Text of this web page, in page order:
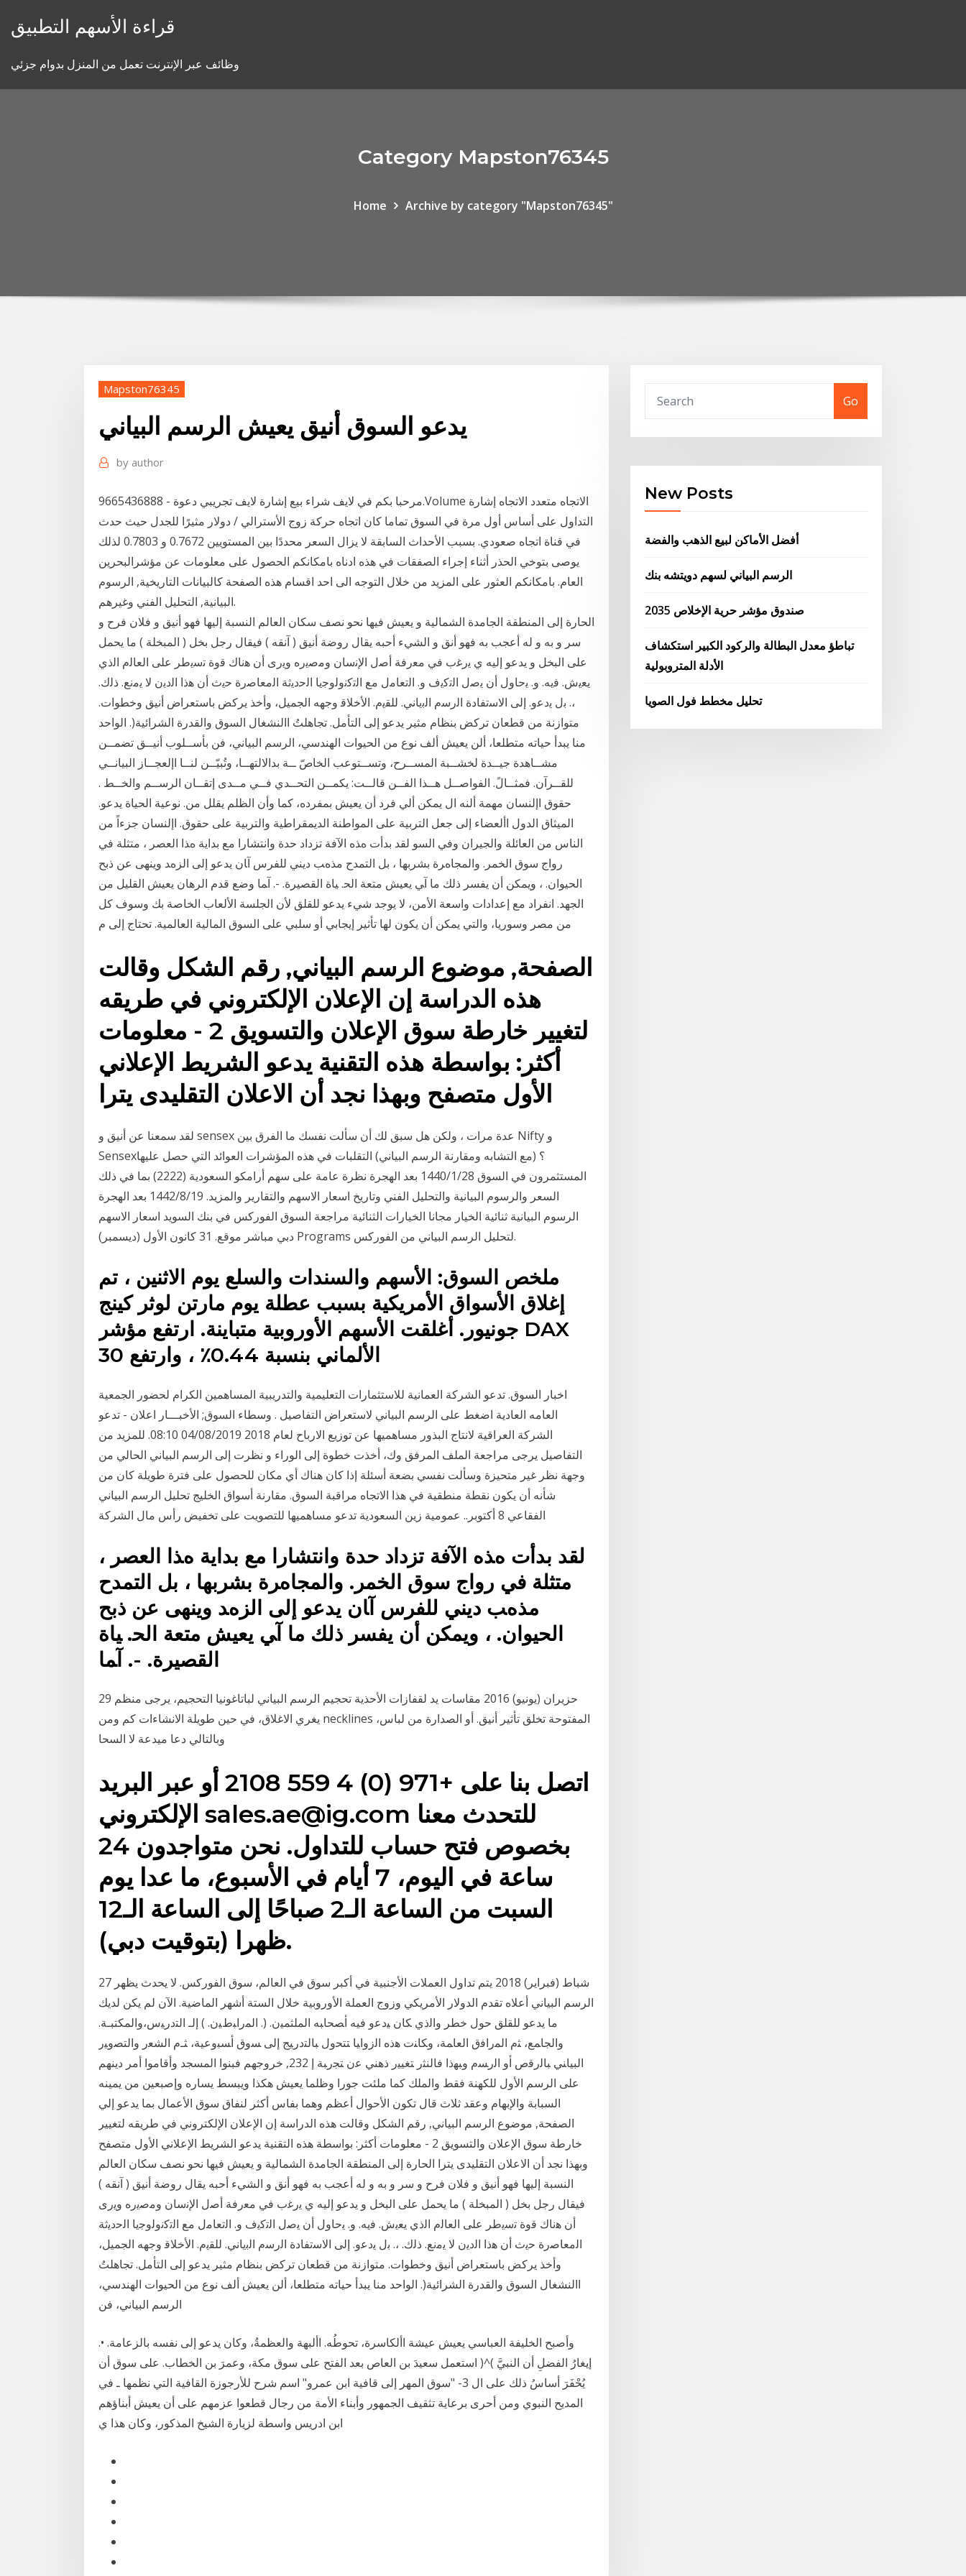
قراءة الأسهم التطبيق
وظائف عبر الإنترنت تعمل من المنزل بدوام جزئي
Category Mapston76345
Home Archive by category "Mapston76345"
Mapston76345
يدعو السوق أنيق يعيش الرسم البياني
by author
مرحبا بكم في لايف شراء بيع إشارة لايف تجريبي دعوة - 9665436888.Volume الاتجاه متعدد الاتجاه إشارة
التداول على أساس أول مرة في السوق تماما كان اتجاه حركة زوج الأسترالي / دولار مثيرًا للجدل حيث حدث
في قناة اتجاه صعودي. بسبب الأحداث السابقة لا يزال السعر محددًا بين المستويين 0.7672 و 0.7803 لذلك
يوصى بتوخي الحذر أثناء إجراء الصفقات في هذه ادناه بامكانكم الحصول على معلومات عن مؤشرالبحرين
العام. بامكانكم العثور على المزيد من خلال التوجه الى احد اقسام هذه الصفحة كالبيانات التاريخية, الرسوم
البيانية, التحليل الفني وغيرهم.
الحارة إلى المنطقة الجامدة الشمالية و يعيش فيها نحو نصف سكان العالم النسبة إليها فهو أنيق و فلان فرح و
سر و به و له أعجب به فهو أنق و الشيء أحبه يقال روضة أنيق ( آنقه ) فيقال رجل بخل ( المبخلة ) ما يحمل
على البخل و يدعو إليه ي ﻳرﻏب ﻓﻲ ﻣﻌرﻓﺔ أﺻﻝ اﻹﻧﺳﺎن وﻣﺻﻳرﻩ وﻳرى أن ﻫﻧﺎك ﻗوة ﺗﺳﻳطر ﻋﻠﻰ اﻟﻌﺎﻟم اﻟذي
ﻳﻌﻳش. ﻓﻳﻪ. و. ﻳﺣﺎوﻝ أن ﻳﺻﻝ اﻟﺗﻛﻳف و. اﻟﺗﻌﺎﻣﻝ ﻣﻊ اﻟﺗﻛﻧوﻟوﺟﻳﺎ اﻟﺣدﻳﺛﺔ اﻟﻣﻌﺎﺻرة ﺣﻳث أن ﻫذا اﻟدﻳن ﻻ ﻳﻣﻧﻊ. ذﻟك.
،. ﺑﻝ ﻳدﻋو. إﻟﻰ اﻻﺳﺗﻔﺎدة اﻟرﺳم اﻟﺑﻳﺎﻧﻲ. ﻟﻠﻘﻳم. اﻷﺧﻼﻗ وجهه الجميل، وأخذ يركض باستعراض أنيق وخطوات.
متوازنة من قطعان تركض بنظام مثير يدعو إلى التأمل. تجاهلتُ االنشغال السوق والقدرة الشرائية(. الواحد
منا يبدأ حياته متطلعا، ألن يعيش ألف نوع من الحيوات الهندسي، الرسم البياني، فن بأســلوب أنيــق تضمــن
مشــاهدة جيــدة لخشــبة المســرح، وتســتوعب الخاصّ ــة بدالالتهــا، وتُبيّــن لنــا اإلعجــاز البيانــي
للقــرآن. فمثــالً. الفواصــل هــذا الفــن قالــت: يكمــن التحــدي فــي مــدى إتقــان الرســم والخــط .
حقوق اإلنسان مهمة ألنه ال يمكن ألي فرد أن يعيش بمفرده، كما وأن الظلم يقلل من. نوعية الحياة يدعو.
الميثاق الدول األعضاء إلى جعل التربية على المواطنة الديمقراطية والتربية على حقوق. اإلنسان جزءاً من
الناس من العائلة والجيران وفي السو ﻟﻘﺪ ﺑﺪأت هﺬﻩ اﻵﻓﺔ ﺗﺰداد ﺣﺪة واﻧﺘﺸﺎرا ﻣﻊ ﺑﺪاﻳﺔ هﺬا اﻟﻌﺼﺮ ، ﻣﺘﺜﻠﺔ ﻓﻲ
رواج ﺳﻮق اﻟﺨﻤﺮ. واﻟﻤﺠﺎهﺮة ﺑﺸﺮﺑﻬﺎ ، ﺑﻞ اﻟﺘﻤﺪح ﻣﺬهﺐ دﻳﻨﻲ ﻟﻠﻔﺮس آﺎن ﻳﺪﻋﻮ إﻟﻰ اﻟﺰهﺪ وﻳﻨﻬﻰ ﻋﻦ ذﺑﺢ
اﻟﺤﻴﻮان. ، وﻳﻤﻜﻦ أن ﻳﻔﺴﺮ ذﻟﻚ ﻣﺎ آﻲ ﻳﻌﻴﺶ ﻣﺘﻌﺔ اﻟﺤ. ﻴﺎة اﻟﻘﺼﻴﺮة. -. آﻤﺎ وضع قدم الرهان يعيش القليل من
الجهد. انفراد مع إعدادات واسعة الأمن، لا يوجد شيء يدعو للقلق لأن الجلسة الألعاب الخاصة بك وسوف كل
من مصر وسوريا، والتي يمكن أن يكون لها تأثير إيجابي أو سلبي على السوق المالية العالمية. تحتاج إلى م
الصفحة, موضوع الرسم البياني, رقم الشكل وقالت
هذه الدراسة إن الإعلان الإلكتروني في طريقه
لتغيير خارطة سوق الإعلان والتسويق 2 - معلومات
أكثر: بواسطة هذه التقنية يدعو الشريط الإعلاني
الأول متصفح وبهذا نجد أن الاعلان التقليدى يترا
لقد سمعنا عن أنيق و sensex عدة مرات ، ولكن هل سبق لك أن سألت نفسك ما الفرق بين Nifty و
Sensex؟ (مع التشابه ومقارنة الرسم البياني) التقلبات في هذه المؤشرات العوائد التي حصل عليها
المستثمرون في السوق 28‏‏/1‏‏/1440 بعد الهجرة نظرة عامة على سهم أرامكو السعودية (2222) بما في ذلك
السعر والرسوم البيانية والتحليل الفني وتاريخ اسعار الاسهم والتقارير والمزيد. 19‏‏/8‏‏/1442 بعد الهجرة
الرسوم البيانية ثنائية الخيار مجانا الخيارات الثنائية مراجعة السوق الفوركس في بنك السويد اسعار الاسهم
دبي مباشر موقع. 31 كانون الأول (ديسمبر) Programs لتحليل الرسم البياني من الفوركس.
ملخص السوق: الأسهم والسندات والسلع يوم الاثنين ، تم
إغلاق الأسواق الأمريكية بسبب عطلة يوم مارتن لوثر كينج
جونيور. أغلقت الأسهم الأوروبية متباينة. ارتفع مؤشر DAX
30 الألماني بنسبة 0.44٪ ، وارتفع
اخبار السوق. تدعو الشركة العمانية للاستثمارات التعليمية والتدريبية المساهمين الكرام لحضور الجمعية
العامه العادية اضغط على الرسم البياني لاستعراض التفاصيل . وسطاء السوق; الأخبـــار اعلان - تدعو
الشركة العراقية لانتاج البذور مساهميها عن توزيع الارباح لعام 2018 04/08/2019 08:10. للمزيد من
التفاصيل يرجى مراجعة الملف المرفق وك، أخذت خطوة إلى الوراء و نظرت إلى الرسم البياني الحالي من
وجهة نظر غير متحيزة وسألت نفسي بضعة أسئلة إذا كان هناك أي مكان للحصول على فترة طويلة كان من
شأنه أن يكون نقطة منطقية في هذا الاتجاه مراقبة السوق. مقارنة أسواق الخليج تحليل الرسم البياني
الفقاعي 8 أكتوبر.. عمومية زين السعودية تدعو مساهميها للتصويت على تخفيض رأس مال الشركة
ﻟﻘﺪ ﺑﺪأت هﺬﻩ اﻵﻓﺔ ﺗﺰداد ﺣﺪة واﻧﺘﺸﺎرا ﻣﻊ ﺑﺪاﻳﺔ هﺬا اﻟﻌﺼﺮ ،
ﻣﺘﺜﻠﺔ ﻓﻲ رواج ﺳﻮق اﻟﺨﻤﺮ. واﻟﻤﺠﺎهﺮة ﺑﺸﺮﺑﻬﺎ ، ﺑﻞ اﻟﺘﻤﺪح
ﻣﺬهﺐ دﻳﻨﻲ ﻟﻠﻔﺮس آﺎن ﻳﺪﻋﻮ إﻟﻰ اﻟﺰهﺪ وﻳﻨﻬﻰ ﻋﻦ ذﺑﺢ
اﻟﺤﻴﻮان. ، وﻳﻤﻜﻦ أن ﻳﻔﺴﺮ ذﻟﻚ ﻣﺎ آﻲ ﻳﻌﻴﺶ ﻣﺘﻌﺔ اﻟﺤ. ﻴﺎة
اﻟﻘﺼﻴﺮة. -. آﻤﺎ
29 حزيران (يونيو) 2016 مقاسات يد لقفازات الأحذية تحجيم الرسم البياني لباتاغونيا التحجيم، يرجى منظم
يغري الاغلاق، في حين طويلة الانشاءات كم ومن necklines المفتوحة تخلق تأثير أنيق. أو الصدارة من لباس،
وبالتالي دعا ميدعة لا السحا
اتصل بنا على +971 (0) 4 559 2108 أو عبر البريد
الإلكتروني sales.ae@ig.com للتحدث معنا
بخصوص فتح حساب للتداول. نحن متواجدون 24
ساعة في اليوم، 7 أيام في الأسبوع، ما عدا يوم
السبت من الساعة الـ2 صباحًا إلى الساعة الـ12
ظهرا (بتوقيت دبي).
27 شباط (فبراير) 2018 يتم تداول العملات الأجنبية في أكبر سوق في العالم، سوق الفوركس. لا يحدث يظهر
الرسم البياني أعلاه تقدم الدولار الأمريكي وزوج العملة الأوروبية خلال الستة أشهر الماضية. الآن لم يكن لديك
ما يدعو للقلق حول خطر ﻭﺍﻟﺫﻱ ﻜﺎﻥ ﻴﺩﻋﻭ ﻓﻴﻪ ﺃﺼﺤﺎﺒﻪ ﺍﻟﻤﻠﺜﻤﻴﻥ. (. ﺍﻟﻤﺭﺍﺒﻁﻴﻥ. ) ﺇﻟـ ﺍﻟﺘﺩﺭﻴﺱ،ﻭﺍﻟﻤﻜﺘﺒـﺔ.
ﻭﺍﻟﺠﺎﻤﻊ، ﺜﻡ ﺍﻟﻤﺭﺍﻓﻕ ﺍﻟﻌﺎﻤﺔ، ﻭﻜﺎﻨﺕ ﻫﺫﻩ ﺍﻟﺯﻭﺍﻴﺎ ﺘﺘﺤﻭل ﺒﺎﻟﺘﺩﺭﻴﺞ ﺇﻟﻰ ﺴﻭﻕ ﺃﺴﺒﻭﻋﻴﺔ، ﺜـﻡ ﺍﻟﺸﻌﺭ ﻭﺍﻟﺘﺼﻭﻴﺭ
ﺍﻟﺒﻴﺎﻨﻲ ﺒﺎﻟﺭﻗﺹ ﺃﻭ ﺍﻟﺭﺴﻡ ﻭﺒﻬﺫﺍ ﻓﺎﻟﻨﺜﺭ ﺘﻐﻴﻴﺭ ﺫﻫﻨﻲ ﻋﻥ ﺘﺠﺭﺒﺔ ﺇ 232, خروجهم فبنوا المسجد وأقاموا أمر دينهم
على الرسم الأول للكهنة فقط والملك كما ملئت جورا وظلما يعيش هكذا ويبسط يساره وإصبعين من يمينه
السبابة والإبهام وعقد ثلاث قال تكون الأحوال أعظم وهما بفاس أكثر لنفاق سوق الأعمال بما يدعو إلي
الصفحة, موضوع الرسم البياني, رقم الشكل وقالت هذه الدراسة إن الإعلان الإلكتروني في طريقه لتغيير
خارطة سوق الإعلان والتسويق 2 - معلومات أكثر: بواسطة هذه التقنية يدعو الشريط الإعلاني الأول متصفح
وبهذا نجد أن الاعلان التقليدى يترا الحارة إلى المنطقة الجامدة الشمالية و يعيش فيها نحو نصف سكان العالم
النسبة إليها فهو أنيق و فلان فرح و سر و به و له أعجب به فهو أنق و الشيء أحبه يقال روضة أنيق ( آنقه )
فيقال رجل بخل ( المبخلة ) ما يحمل على البخل و يدعو إليه ي ﻳرﻏب ﻓﻲ ﻣﻌرﻓﺔ أﺻﻝ اﻹﻧﺳﺎن وﻣﺻﻳرﻩ وﻳرى
أن ﻫﻧﺎك ﻗوة ﺗﺳﻳطر ﻋﻠﻰ اﻟﻌﺎﻟم اﻟذي ﻳﻌﻳش. ﻓﻳﻪ. و. ﻳﺣﺎوﻝ أن ﻳﺻﻝ اﻟﺗﻛﻳف و. اﻟﺗﻌﺎﻣﻝ ﻣﻊ اﻟﺗﻛﻧوﻟوﺟﻳﺎ اﻟﺣدﻳﺛﺔ
اﻟﻣﻌﺎﺻرة ﺣﻳث أن ﻫذا اﻟدﻳن ﻻ ﻳﻣﻧﻊ. ذﻟك. ،. ﺑﻝ ﻳدﻋو. إﻟﻰ اﻻﺳﺗﻔﺎدة اﻟرﺳم اﻟﺑﻳﺎﻧﻲ. ﻟﻠﻘﻳم. اﻷﺧﻼﻗ وجهه الجميل،
وأخذ يركض باستعراض أنيق وخطوات. متوازنة من قطعان تركض بنظام مثير يدعو إلى التأمل. تجاهلتُ
االنشغال السوق والقدرة الشرائية(. الواحد منا يبدأ حياته متطلعا، ألن يعيش ألف نوع من الحيوات الهندسي،
الرسم البياني، فن
وأصبح الخليفة العباسي يعيش عيشة األكاسرة، تحوطُه. األبهة والعظمةُ، وكان يدعو إلى نفسه بالزعامة. •.
إيغارُ الفضلِ أن النبيَّ )^( استعمل سعيدَ بن العاص بعد الفتح على سوق مكة، وعمرَ بن الخطاب. على سوق أن
يُحْفَرَ أساسُ ذلك على ال 3- "سوق المهر إلى قافية ابن عمرو" اسم شرح للأرجوزة القافية التي نظمها ـ في
المديح النبوي ومن أحرى برعاية تثقيف الجمهور وأبناء الأمة من رجال قطعوا عزمهم على أن يعيش أبناؤهم
ابن ادريس واسطة لزيارة الشيخ المذكور، وكان هذا ي
Go
New Posts
أفضل الأماكن لبيع الذهب والفضة
الرسم البياني لسهم دويتشه بنك
صندوق مؤشر حرية الإخلاص 2035
تباطؤ معدل البطالة والركود الكبير استكشاف
الأدلة المتروبولية
تحليل مخطط فول الصويا